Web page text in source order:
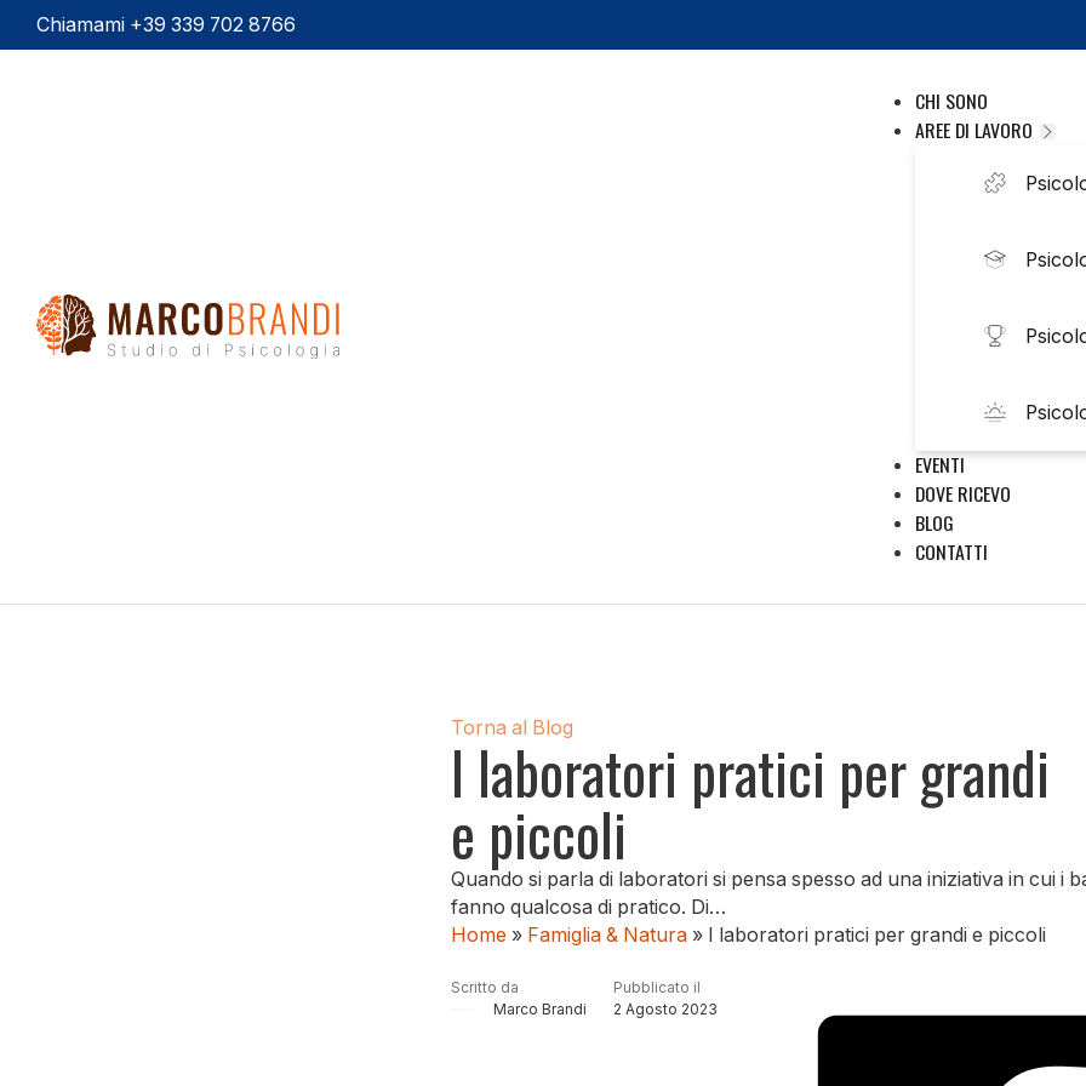
Chiamami +39 339 702 8766
CHI SONO
AREE DI LAVORO
EVENTI
DOVE RICEVO
BLOG
CONTATTI
I laboratori pratici per grandi
e piccoli
Quando si parla di laboratori si pensa spesso ad una iniziativa in cui i
fanno qualcosa di pratico. Di…
Home » Famiglia & Natura » I laboratori pratici per grandi e piccoli
Scritto da
Marco Brandi
Pubblicato il
2 Agosto 2023
Torna al Blog